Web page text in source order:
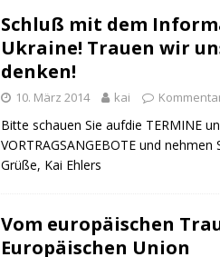
Schluß mit dem
Ukraine! Trauen wir
denken!
10. März 2014 kai
Bitte schauen Sie aufdie TERMINE
VORTRAGSANGEBOTE und
Grüße, Kai Ehlers
Vom europäischen
Europäischen Union